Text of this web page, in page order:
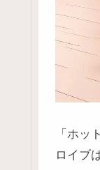
「ホ
ロイブ